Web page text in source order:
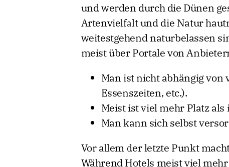
und werden durch die Dünen
Artenvielfalt und die Natur
weitestgehend naturbelassen
meist über Portale von
Man ist nicht abhängig von
Essenszeiten, etc.).
Meist ist viel mehr Platz
Man kann sich selbst
Vor allem der letzte Punkt
Während Hotels meist viel